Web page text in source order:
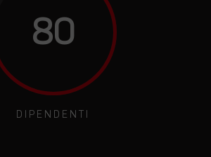
80
DIPENDENTI